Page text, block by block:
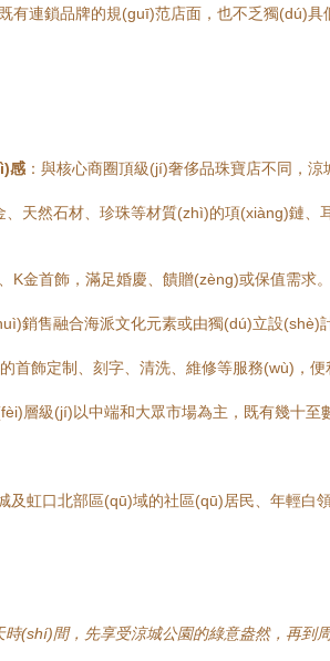
有連鎖品牌的規(guī)范店面，也不乏獨(dú)
感 ：與核心商圈頂級(jí)奢侈品珠寶店不同，
、天然石材、珍珠等材質(zhì)的項(xiàng)鏈
K金首飾，滿足婚慶、饋贈(zèng)或保值需求。
銷售融合海派文化元素或由獨(dú)立設
首飾定制、刻字、清洗、維修等服務(wù)，便
層級(jí)以中端和大眾市場為主，既有幾十
及虹口北部區(qū)域的社區(qū)居民、年輕
(shí)間，先享受涼城公園的綠意盎然，再